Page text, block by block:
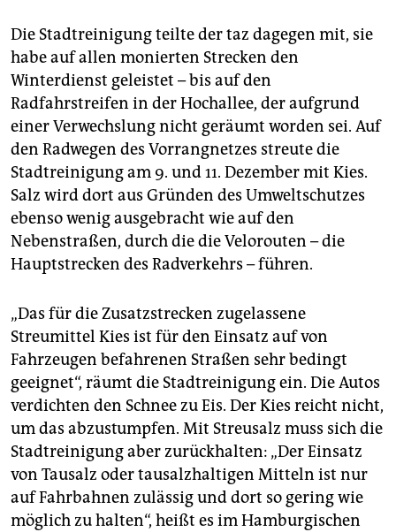
Die Stadtreinigung teilte der taz dagegen mit, sie
habe auf allen monierten Strecken den
Winterdienst geleistet – bis auf den
Radfahrstreifen in der Hochallee, der aufgrund
einer Verwechslung nicht geräumt worden sei. Auf
den Radwegen des Vorrangnetzes streute die
Stadtreinigung am 9. und 11. Dezember mit Kies.
Salz wird dort aus Gründen des Umweltschutzes
ebenso wenig ausgebracht wie auf den
Nebenstraßen, durch die die Velorouten – die
Hauptstrecken des Radverkehrs – führen.
„Das für die Zusatzstrecken zugelassene
Streumittel Kies ist für den Einsatz auf von
Fahrzeugen befahrenen Straßen sehr bedingt
geeignet“, räumt die Stadtreinigung ein. Die Autos
verdichten den Schnee zu Eis. Der Kies reicht nicht,
um das abzustumpfen. Mit Streusalz muss sich die
Stadtreinigung aber zurückhalten: „Der Einsatz
von Tausalz oder tausalzhaltigen Mitteln ist nur
auf Fahrbahnen zulässig und dort so gering wie
möglich zu halten“, heißt es im Hamburgischen